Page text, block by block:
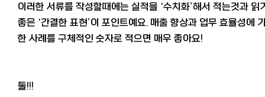
이러한 서류를 작성할때에는 실적을 ‘수치화’해서 적는것과 읽
좋은 ‘간결한 표현’이 포인트예요. 매출 향상과 업무 효율성에
한 사례를 구체적인 숫자로 적으면 매우 좋아요!
둘!!!